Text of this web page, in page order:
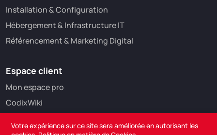
Installation & Configuration
Hébergement & Infrastructure IT
Référencement & Marketing Digital
Espace client
Mon espace pro
CodixWiki
Votre expérience sur ce site sera améliorée en autorisant les